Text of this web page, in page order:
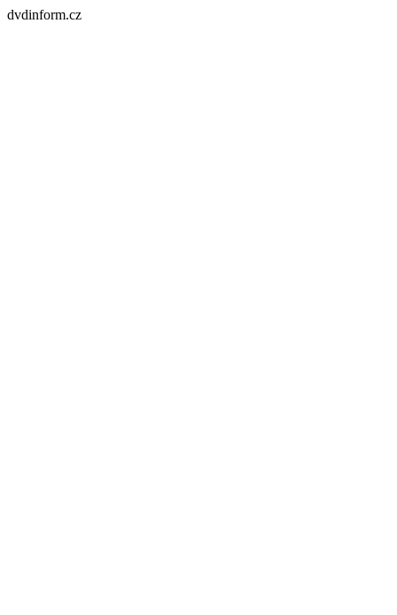
dvdinform.cz